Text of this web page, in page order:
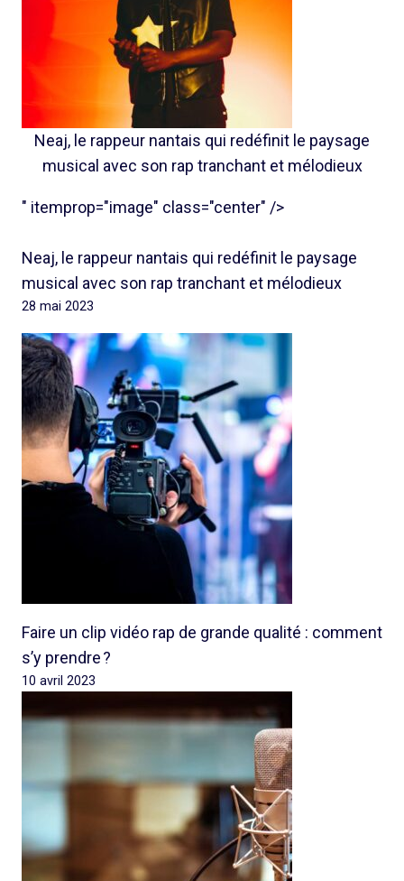
Neaj, le rappeur nantais qui redéfinit le paysage
musical avec son rap tranchant et mélodieux
" itemprop="image" class="center" />
Neaj, le rappeur nantais qui redéfinit le paysage
musical avec son rap tranchant et mélodieux
28 mai 2023
Faire un clip vidéo rap de grande qualité : comment
s’y prendre ?
10 avril 2023